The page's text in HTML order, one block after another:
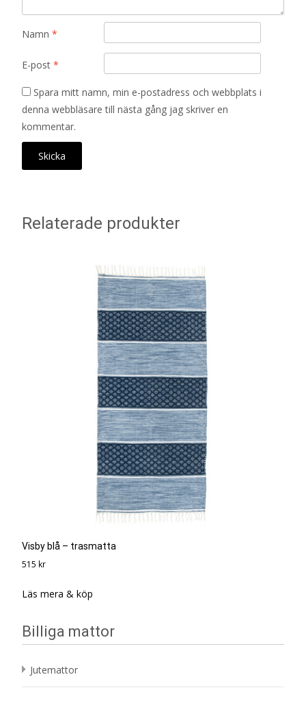
Namn *
E-post *
Spara mitt namn, min e-postadress och webbplats i
denna webbläsare till nästa gång jag skriver en
kommentar.
Relaterade produkter
Visby blå – trasmatta
515 kr
Läs mera & köp
Billiga mattor
Jutemattor